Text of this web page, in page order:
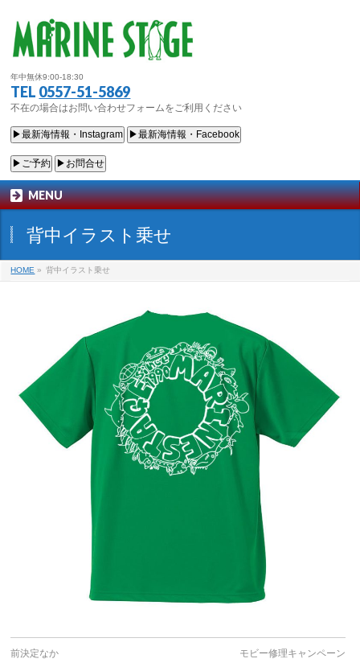
年中無休9:00-18:30
TEL 0557-51-5869
不在の場合はお問い合わせフォームをご利用ください
▶最新海情報・Instagram ▶最新海情報・Facebook
▶ご予約 ▶お問合せ
MENU
背中イラスト乗せ
HOME » 背中イラスト乗せ
前決定なか モビー修理キャンペーン